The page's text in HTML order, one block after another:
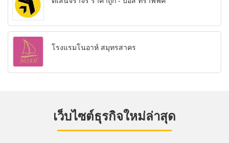
โรงแรมโนอาห์ สมุทรสาคร
เว็บไซต์ธุรกิจใหม่ล่าสุด